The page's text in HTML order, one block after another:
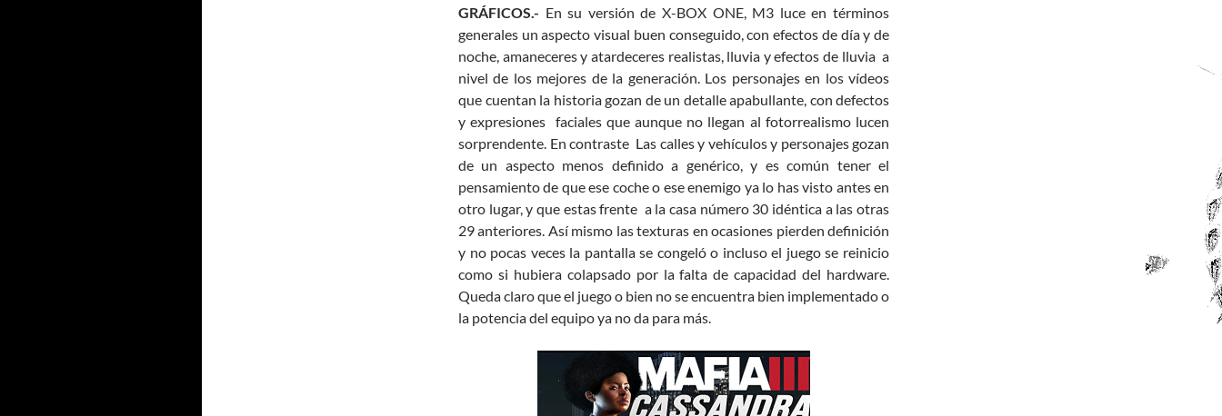
GRÁFICOS.- En su versión de X-BOX ONE, M3 luce en términos
generales un aspecto visual buen conseguido, con efectos de día y de
noche, amaneceres y atardeceres realistas, lluvia y efectos de lluvia a
nivel de los mejores de la generación. Los personajes en los vídeos
que cuentan la historia gozan de un detalle apabullante, con defectos
y expresiones faciales que aunque no llegan al fotorrealismo lucen
sorprendente. En contraste Las calles y vehículos y personajes gozan
de un aspecto menos definido a genérico, y es común tener el
pensamiento de que ese coche o ese enemigo ya lo has visto antes en
otro lugar, y que estas frente a la casa número 30 idéntica a las otras
29 anteriores. Así mismo las texturas en ocasiones pierden definición
y no pocas veces la pantalla se congeló o incluso el juego se reinicio
como si hubiera colapsado por la falta de capacidad del hardware.
Queda claro que el juego o bien no se encuentra bien implementado o
la potencia del equipo ya no da para más.